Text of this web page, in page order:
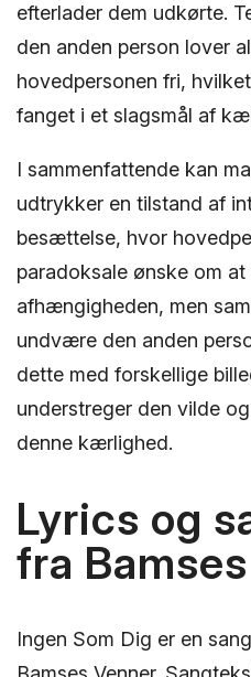
efterlader dem udkørte.
den anden person lover
hovedpersonen fri,
fanget i et slagsmål af
I sammenfattende kan
udtrykker en tilstand af
besættelse, hvor
paradoksale ønske om
afhængigheden, men
undvære den anden
dette med forskellige
understreger den vilde
denne kærlighed.
Lyrics og
fra
Ingen Som Dig er en